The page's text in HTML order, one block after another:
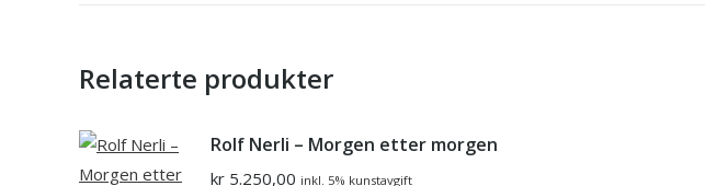
Relaterte produkter
Rolf Nerli – Morgen etter morgen
kr 5.250,00 inkl. 5% kunstavgift